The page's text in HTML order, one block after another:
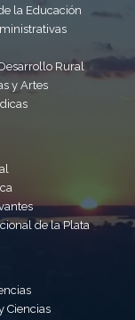
la Educación
Rural
y Artes
de la Plata
Ciencias